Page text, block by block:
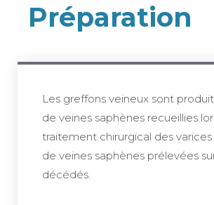
Préparation
Les greffons veineux sont
de veines saphènes recueillies
traitement chirurgical des
de veines saphènes prélevées
décédés.